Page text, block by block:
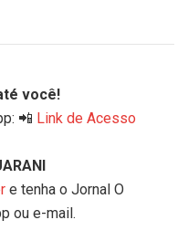
você!
📲 Link de Acesso
e tenha o Jornal O
ou e-mail.